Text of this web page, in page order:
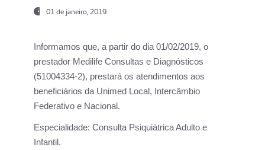
01 de janeiro, 2019
Informamos que, a partir do dia 01/02/2019, o
prestador Medilife Consultas e Diagnósticos
(51004334-2), prestará os atendimentos aos
beneficiários da Unimed Local, Intercâmbio
Federativo e Nacional.
Especialidade: Consulta Psiquiátrica Adulto e
Infantil.